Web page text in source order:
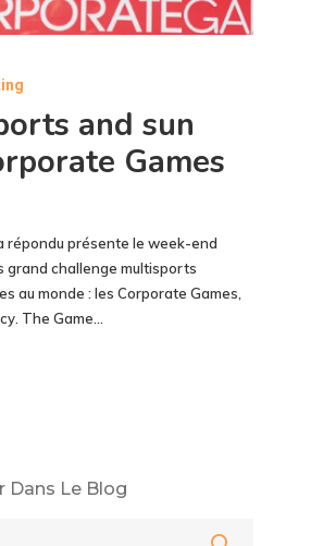
and sun
Games
répondu présente le week-end
grand challenge multisports
au monde : les Corporate Games,
The Game…
Dans Le Blog